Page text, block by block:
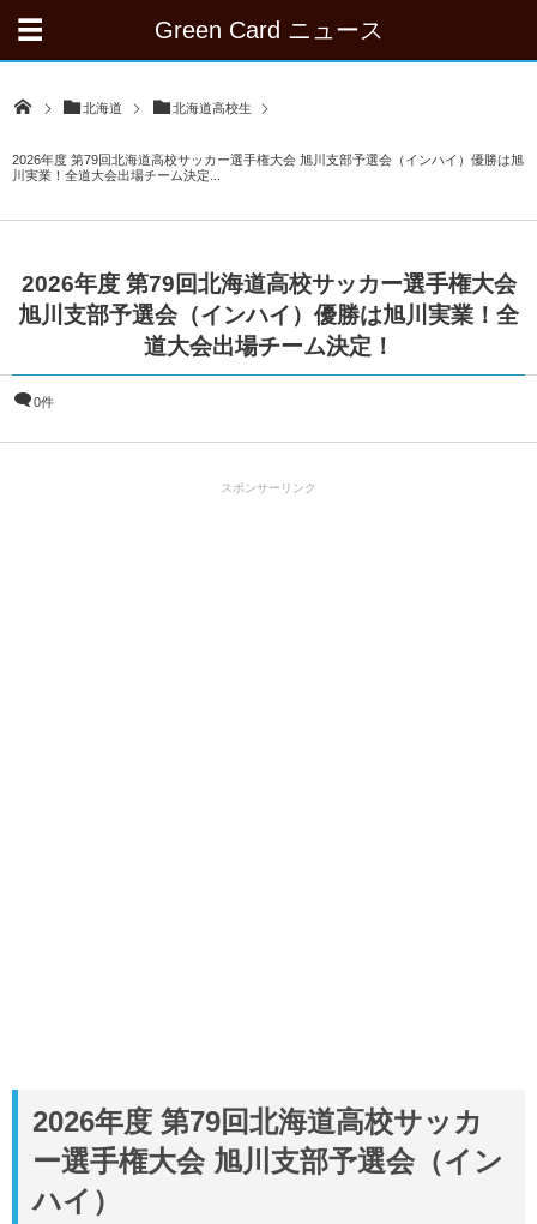
Green Card ニュース
北海道 北海道高校生
2026年度 第79回北海道高校サッカー選手権大会 旭川支部予選会（インハイ）優勝は旭
川実業！全道大会出場チーム決定...
2026年度 第79回北海道高校サッカー選手権大会
旭川支部予選会（インハイ）優勝は旭川実業！全
道大会出場チーム決定！
0件
スポンサーリンク
2026年度 第79回北海道高校サッカ
ー選手権大会 旭川支部予選会（イン
ハイ）